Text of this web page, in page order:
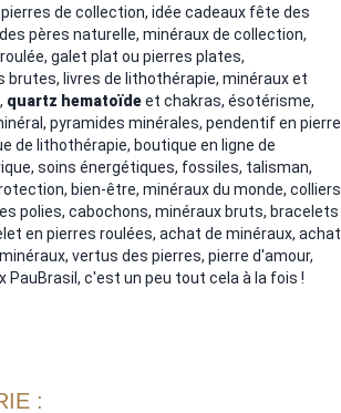
pierres de collection, idée cadeaux fête des
pères naturelle, minéraux de collection,
galet plat ou pierres plates,
brutes, livres de lithothérapie, minéraux et
quartz hematoïdeet chakras, ésotérisme,
pyramides minérales, pendentif en pierre
de lithothérapie, boutique en ligne de
soins énergétiques, fossiles, talisman,
bien-être, minéraux du monde, colliers
polies, cabochons, minéraux bruts, bracelets
en pierres roulées, achat de minéraux, achat
vertus des pierres, pierre d'amour,
PauBrasil, c'est un peu tout cela à la fois !
: